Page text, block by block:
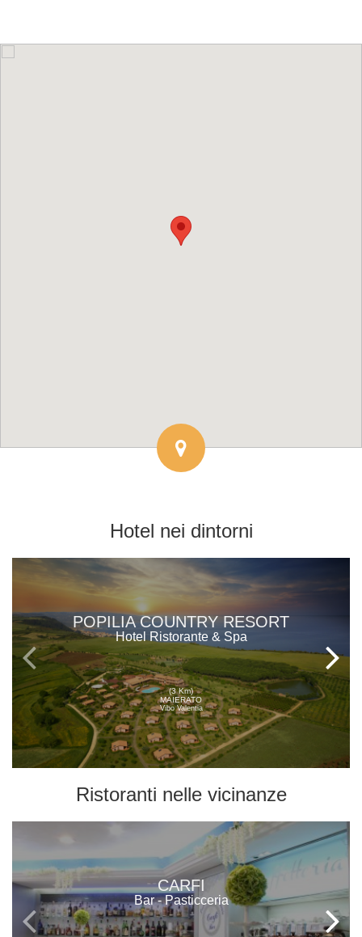
Hotel nei dintorni
POPILIA COUNTRY RESORT
Hotel Ristorante & Spa
(3 Km)
MAIERATO
Vibo Valentia
Ristoranti nelle vicinanze
CARFI
Bar - Pasticceria